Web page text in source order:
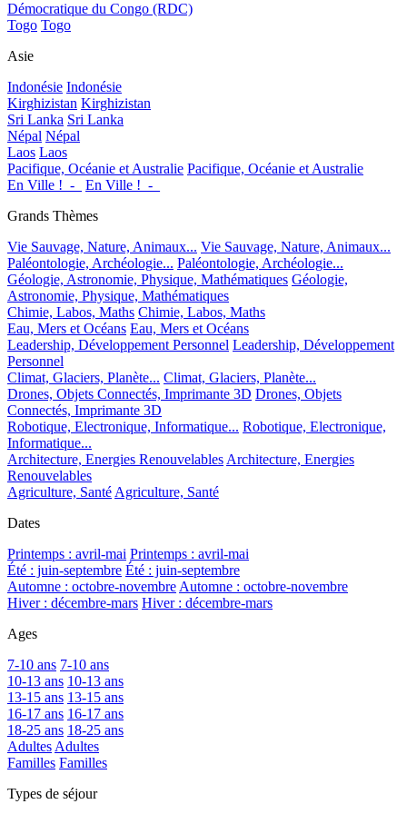
Démocratique du Congo (RDC)
Togo Togo
Asie
Indonésie Indonésie
Kirghizistan Kirghizistan
Sri Lanka Sri Lanka
Népal Népal
Laos Laos
Pacifique, Océanie et Australie Pacifique, Océanie et Australie
En Ville !_-_
En Ville !_-_
Grands Thèmes
Vie Sauvage, Nature, Animaux... Vie Sauvage, Nature, Animaux...
Paléontologie, Archéologie... Paléontologie, Archéologie...
Géologie, Astronomie, Physique, Mathématiques Géologie,
Astronomie, Physique, Mathématiques
Chimie, Labos, Maths Chimie, Labos, Maths
Eau, Mers et Océans Eau, Mers et Océans
Leadership, Développement Personnel Leadership, Développement
Personnel
Climat, Glaciers, Planète... Climat, Glaciers, Planète...
Drones, Objets Connectés, Imprimante 3D Drones, Objets
Connectés, Imprimante 3D
Robotique, Electronique, Informatique... Robotique, Electronique,
Informatique...
Architecture, Energies RenouvelablesArchitecture, Energies
Renouvelables
Agriculture, SantéAgriculture, Santé
Dates
Printemps : avril-mai Printemps : avril-mai
Été : juin-septembre Été : juin-septembre
Automne : octobre-novembreAutomne : octobre-novembre
Hiver : décembre-mars Hiver : décembre-mars
Ages
7-10 ans 7-10 ans
10-13 ans 10-13 ans
13-15 ans 13-15 ans
16-17 ans 16-17 ans
18-25 ans 18-25 ans
AdultesAdultes
Familles Familles
Types de séjour